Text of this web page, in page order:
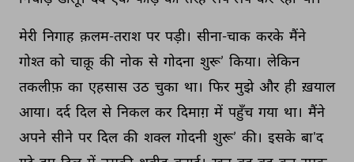
मेरी निगाह क़लम-तराश पर पड़ी। सीना-चाक करके मैंने
गोश्त को चाक़ू की नोक से गोदना शुरू’ किया। लेकिन
तकलीफ़ का एहसास उठ चुका था। फिर मुझे और ही ख़याल
आया। दर्द दिल से निकल कर दिमाग़ में पहुँच गया था। मैंने
अपने सीने पर दिल की शक्ल गोदनी शुरू’ की। इसके बा'द